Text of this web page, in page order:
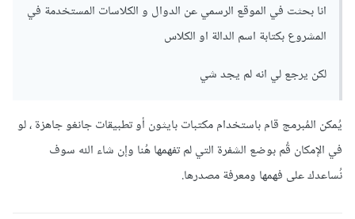
انا بحثت في الموقع الرسمي عن الدوال و الكلاسات المستخدمة في
المشروع بكتابة اسم الدالة او الكلاس
لكن يرجع لي انه لم يجد شي
يُمكن المُبرمج قام باستخدام مكتبات بايثون أو تطبيقات جانغو جاهزة ، لو
في الإمكان قُم بوضع الشفرة التي لم تفهمها هُنا وإن شاء الله سوف
نُساعدك على فهمها ومعرفة مصدرها.